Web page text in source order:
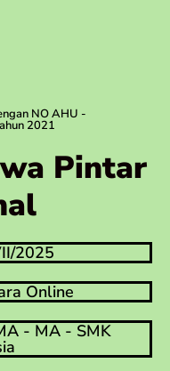
NO AHU -
2021
Pintar
2025
Online
- MA - SMK